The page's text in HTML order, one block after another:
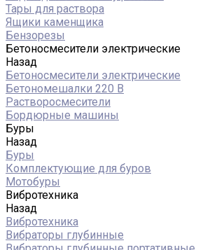
Тары для раствора
Ящики каменщика
Бензорезы
Бетоносмесители электрические
Назад
Бетоносмесители электрические
Бетономешалки 220 В
Растворосмесители
Бордюрные машины
Буры
Назад
Буры
Комплектующие для буров
Мотобуры
Вибротехника
Назад
Вибротехника
Вибраторы глубинные